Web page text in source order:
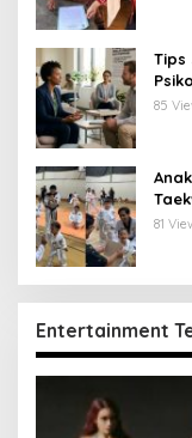
Tips
85
81
Entertainment